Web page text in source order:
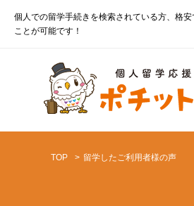
個人での留学手続きを検索されている方、格
ことが可能です！
TOP 留学したご利用者様の声